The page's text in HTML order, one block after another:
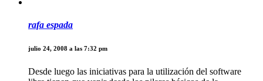
rafa espada
julio 24, 2008 a las 7:32 pm
Desde luego las iniciativas para la utilización del software